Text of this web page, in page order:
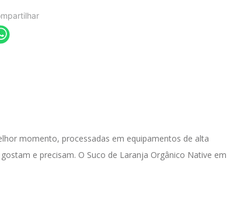
momento, processadas em equipamentos de alta
e precisam. O Suco de Laranja Orgânico Native em